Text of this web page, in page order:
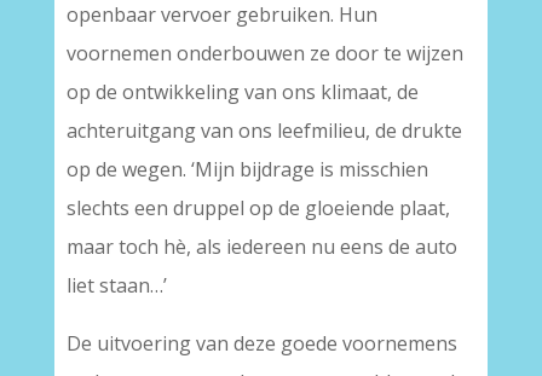
openbaar vervoer gebruiken. Hun
voornemen onderbouwen ze door te wijzen
op de ontwikkeling van ons klimaat, de
achteruitgang van ons leefmilieu, de drukte
op de wegen. ‘Mijn bijdrage is misschien
slechts een druppel op de gloeiende plaat,
maar toch hè, als iedereen nu eens de auto
liet staan…’
De uitvoering van deze goede voornemens